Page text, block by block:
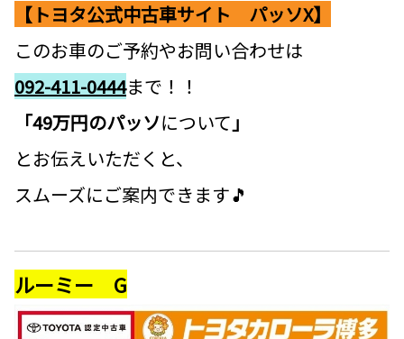
【トヨタ公式中古車サイト パッソX】
このお車のご予約やお問い合わせは
092-411-0444まで！！
「49万円のパッソについて」
とお伝えいただくと、
スムーズにご案内できます🎵
ルーミー G